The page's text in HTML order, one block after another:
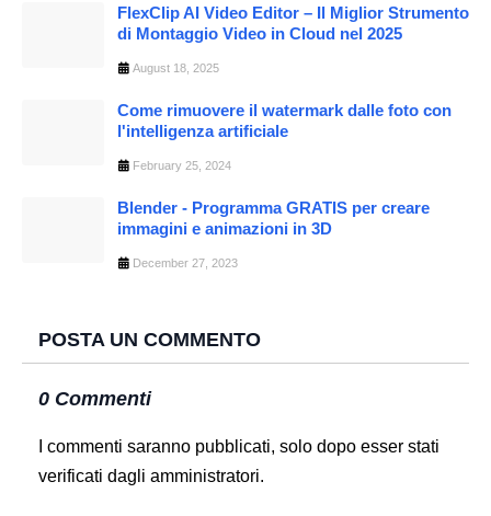
FlexClip AI Video Editor – Il Miglior Strumento
di Montaggio Video in Cloud nel 2025
August 18, 2025
Come rimuovere il watermark dalle foto con
l'intelligenza artificiale
February 25, 2024
Blender - Programma GRATIS per creare
immagini e animazioni in 3D
December 27, 2023
POSTA UN COMMENTO
0 Commenti
I commenti saranno pubblicati, solo dopo esser stati
verificati dagli amministratori.